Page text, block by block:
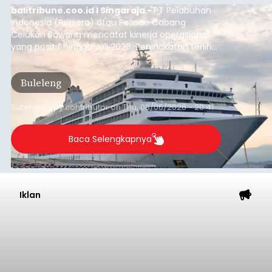
balitribune.coo.id I Singaraja -PT Pelabuhan
Indonesia (Persero) atau Pelindo Cabang
Celukan Bawang mencatat kinerja operasional
yang positif hingga Juli 2026. Peningkatan terlihat
dari arus kapal yang mencapai 1,48 juta Gross
Tonnage (GT), atau tumbuh 12,4 persen
dibandingkan periode yang sama tahun lalu
yang tercatat sebesar 1,32 juta GT.
Buleleng
Submitted bycontributoronThu, 08/06/2026 - 20:41
Baca Selengkapnya
Iklan